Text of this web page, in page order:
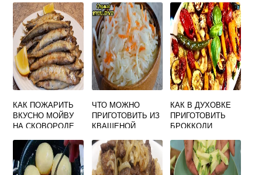
КАК ПОЖАРИТЬ
ВКУСНО МОЙВУ
НА СКОВОРОДЕ
ЧТО МОЖНО
ПРИГОТОВИТЬ ИЗ
КВАШЕНОЙ
ВТОРОЕ БЫСТРО
И ВКУСНО
КАК В ДУХОВКЕ
ПРИГОТОВИТЬ
БРОККОЛИ